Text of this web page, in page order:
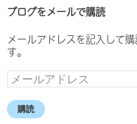
ブログをメールで購読
メールアドレスを記入して
す。
メ
ー
ル
ア 購読